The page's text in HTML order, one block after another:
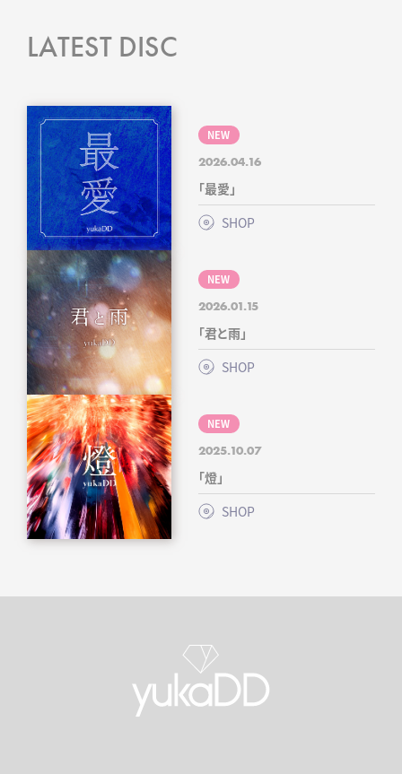
LATEST DISC
NEW
2026.04.16
「最愛」
SHOP
NEW
2026.01.15
「君と雨」
SHOP
NEW
2025.10.07
「燈」
SHOP